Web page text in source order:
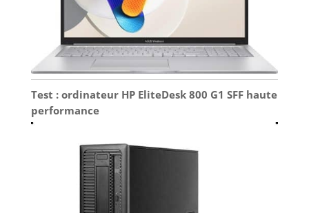
Test : ordinateur HP EliteDesk 800 G1 SFF haute
performance